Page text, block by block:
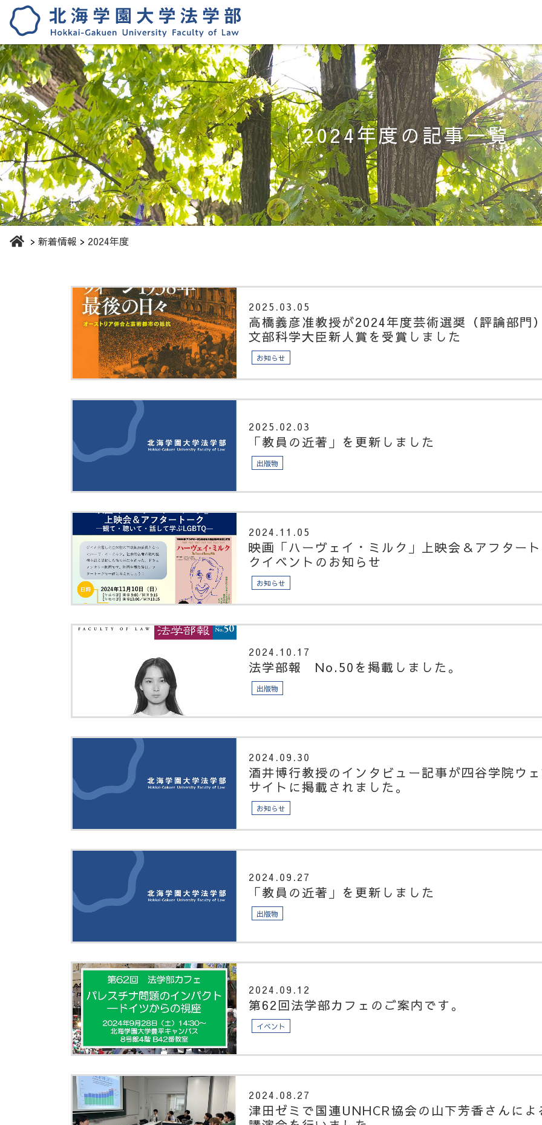
2024年度の記事一覧
新着情報 2024年度
2025.03.05
高橋義彦准教授が2024年度芸術選奨（評論部門
文部科学大臣新人賞を受賞しました
お知らせ
2025.02.03
「教員の近著」を更新しました
出版物
2024.11.05
映画「ハーヴェイ・ミルク」上映会＆アフター
クイベントのお知らせ
お知らせ
2024.10.17
法学部報 No.50を掲載しました。
出版物
2024.09.30
酒井博行教授のインタビュー記事が四谷学院ウ
サイトに掲載されました。
お知らせ
2024.09.27
「教員の近著」を更新しました
出版物
2024.09.12
第62回法学部カフェのご案内です。
イベント
2024.08.27
津田ゼミで国連UNHCR協会の山下芳香さんによ